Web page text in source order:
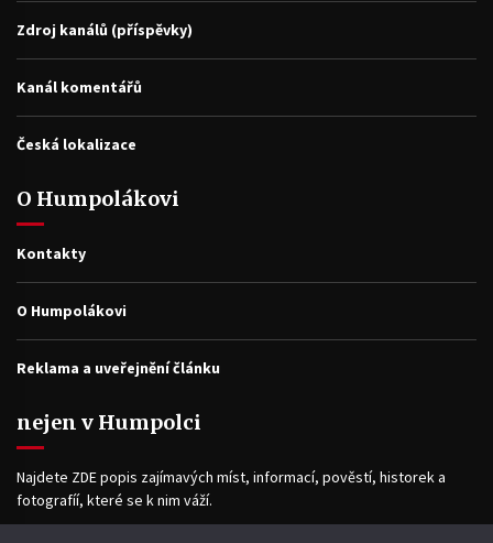
Zdroj kanálů (příspěvky)
Kanál komentářů
Česká lokalizace
O Humpolákovi
Kontakty
O Humpolákovi
Reklama a uveřejnění článku
nejen v Humpolci
Najdete ZDE popis zajímavých míst, informací, pověstí, historek a
fotografíí, které se k nim váží.